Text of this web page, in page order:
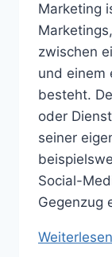
Marketing
zwischen
und einem
besteht.
oder
seiner
Social-
Gegenzug
Weiterlesen